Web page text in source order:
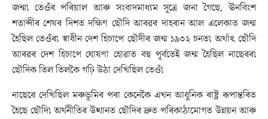
জন্ম৷ তেওঁৰ পৰিয়াল আৰু সংবাদমাধ্যম সূত্ৰে জনা গৈছে, ঊনবিংশ
শতাব্দীৰ শেষৰ দিশত দক্ষিণ ছৌদি আৰৱৰ দাহৰান আল এলেকাত জন্ম
হৈছিল তেওঁৰ৷ স্বাধীন দেশ হিচাপে ছৌদীৰ জন্ম ১৯৩২ চনত৷ অৰ্থাৎ ছৌদি
আৰৱৰ দেশ হিচাপে ঘোষণা হোৱাত বহু পূৰ্বতেই জন্ম হৈছিল নাছেৰৰ৷
ছৌদিক তিল তিলকৈ গঢ়ি উঠা দেখিছিল তেওঁ৷
নাছেৰে দেখিছিল মৰুভূমিৰ পৰা কেনেকৈ এখন আধুনিক ৰাষ্ট্ৰ ৰূপান্তৰিত
হৈছে ছৌদি৷ অৰ্থনীতিৰ উত্থানত ছৌদিৰ দ্ৰুত পৰিকাঠামোগত উন্নয়ন আৰু